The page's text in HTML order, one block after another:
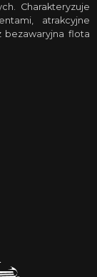
Charakteryzuje
atrakcyjne
bezawaryjna flota